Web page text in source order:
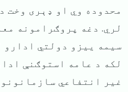
محدوده وي او ډېری وخت
لري. دغه پروګرامونه
سیمه ییزو دولتي ادارو
لکه د عامه استوګنې
غیر انتفاعي